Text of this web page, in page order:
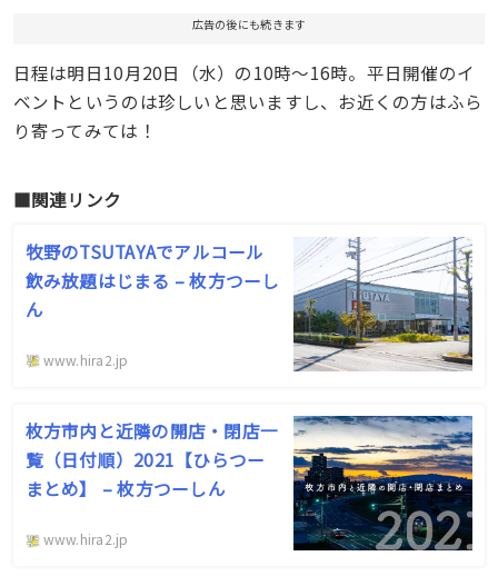
広告の後にも続きます
日程は明日10月20日（水）の10時〜16時。平日開催のイ
ベントというのは珍しいと思いますし、お近くの方はふら
り寄ってみては！
■関連リンク
牧野のTSUTAYAでアルコール
飲み放題はじまる – 枚方つーし
ん
www.hira2.jp
枚方市内と近隣の開店・閉店一
覧（日付順）2021【ひらつー
まとめ】 – 枚方つーしん
www.hira2.jp